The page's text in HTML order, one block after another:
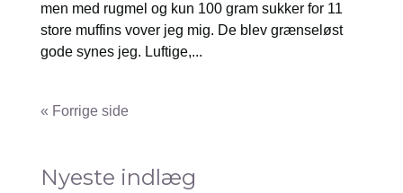
men med rugmel og kun 100 gram sukker for 11
store muffins vover jeg mig. De blev grænseløst
gode synes jeg. Luftige,...
« Gamle poster
Nyeste indlæg